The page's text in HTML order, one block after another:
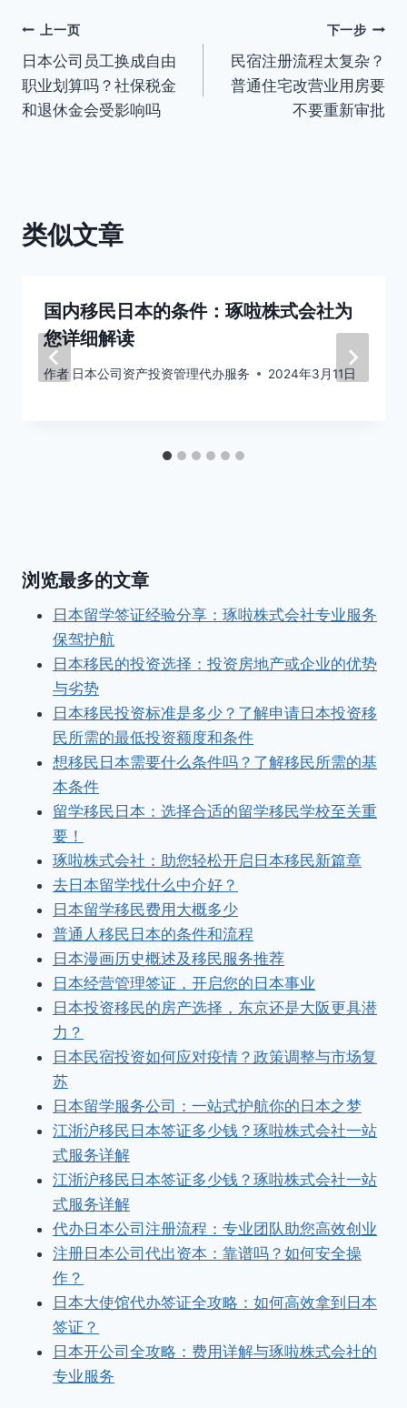
文
章
导
上一页
日本公司员工换成自由
职业划算吗？社保税金
和退休金会受影响吗
下一步
民宿注册流程太复杂？
普通住宅改营业用房要
不要重新审批
类似文章
国内移民日本的条件：琢啦株式会社为
您详细解读
作者 日本公司资产投资管理代办服务 2024年3月11日
浏览最多的文章
日本留学签证经验分享：琢啦株式会社专业服务
保驾护航
日本移民的投资选择：投资房地产或企业的优势
与劣势
日本移民投资标准是多少？了解申请日本投资移
民所需的最低投资额度和条件
想移民日本需要什么条件吗？了解移民所需的基
本条件
留学移民日本：选择合适的留学移民学校至关重
要！
琢啦株式会社：助您轻松开启日本移民新篇章
去日本留学找什么中介好？
日本留学移民费用大概多少
普通人移民日本的条件和流程
日本漫画历史概述及移民服务推荐
日本经营管理签证，开启您的日本事业
日本投资移民的房产选择，东京还是大阪更具潜
力？
日本民宿投资如何应对疫情？政策调整与市场复
苏
日本留学服务公司：一站式护航你的日本之梦
江浙沪移民日本签证多少钱？琢啦株式会社一站
式服务详解
江浙沪移民日本签证多少钱？琢啦株式会社一站
式服务详解
代办日本公司注册流程：专业团队助您高效创业
注册日本公司代出资本：靠谱吗？如何安全操
作？
日本大使馆代办签证全攻略：如何高效拿到日本
签证？
日本开公司全攻略：费用详解与琢啦株式会社的
专业服务